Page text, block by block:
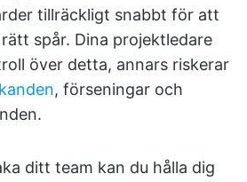
tillräckligt snabbt för att
spår. Dina projektledare
över detta, annars riskerar
, förseningar och
ditt team kan du hålla dig